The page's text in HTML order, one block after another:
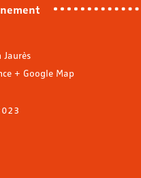
Jaurès
+ Google Map